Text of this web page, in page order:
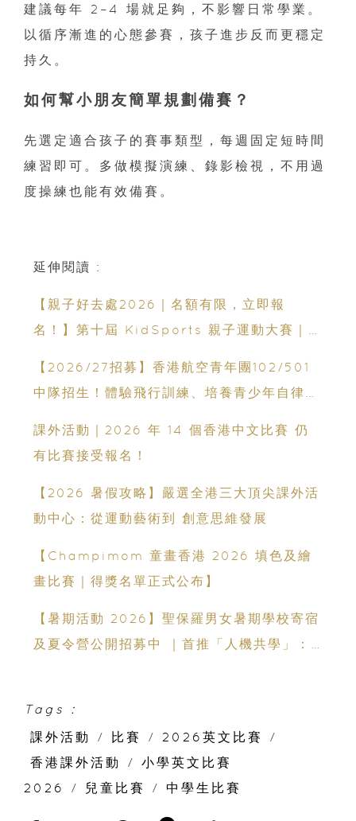
建議每年 2–4 場就足夠，不影響日常學業。
以循序漸進的心態參賽，孩子進步反而更穩定
持久。
如何幫小朋友簡單規劃備賽？
先選定適合孩子的賽事類型，每週固定短時間
練習即可。多做模擬演練、錄影檢視，不用過
度操練也能有效備賽。
延伸閱讀 :
【親子好去處2026｜名額有限，立即報
名！】第十屆 KidSports 親子運動大賽｜
【2026/27招募】香港航空青年團102/501
中隊招生！體驗飛行訓練、培養青少年自律與
課外活動｜2026 年 14 個香港中文比賽 仍
有比賽接受報名！
【2026 暑假攻略】嚴選全港三大頂尖課外活
動中心：從運動藝術到 創意思維發展
【Champimom 童畫香港 2026 填色及繪
畫比賽｜得獎名單正式公布】
【暑期活動 2026】聖保羅男女暑期學校寄宿
及夏令營公開招募中 ｜首推「人機共學」：
Tags :
課外活動
/ 比賽 / 2026英文比賽
/
香港課外活動
/
小學英文比賽
2026
/ 兒童比賽 / 中學生比賽